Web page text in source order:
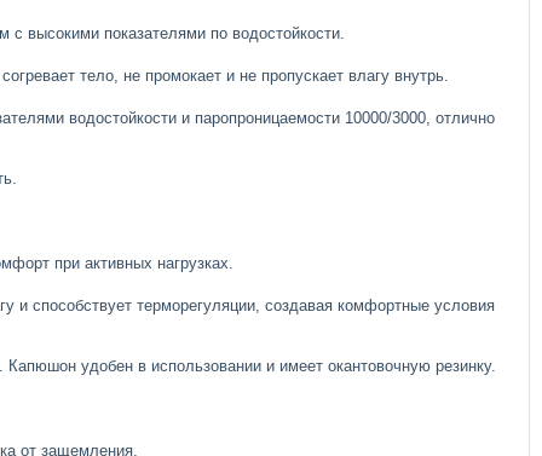
с высокими показателями по водостойкости.
тело, не промокает и не пропускает влагу внутрь.
водостойкости и паропроницаемости 10000/3000, отлично
при активных нагрузках.
и способствует терморегуляции, создавая комфортные условия
удобен в использовании и имеет окантовочную резинку.
от защемления.